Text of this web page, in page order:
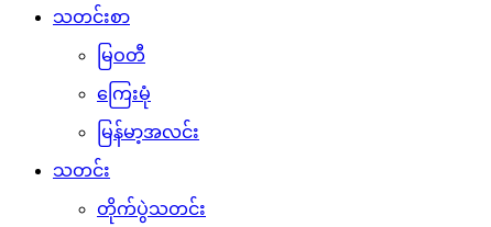
သတင်းစာ
မြဝတီ
ကြေးမုံ
မြန်မာ့အလင်း
သတင်း
တိုက်ပွဲသတင်း